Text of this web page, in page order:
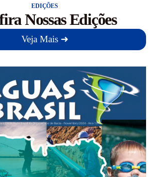
EDIÇÕES
Nossas Edições
Veja Mais ➜